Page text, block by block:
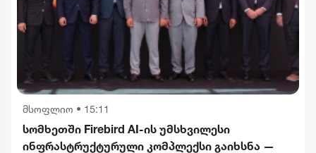
მსოფლიო • 15:11
სომხეთში Firebird AI-ის უმსხვილესი
ინფრასტრუქტურული კომპლექსი გაიხსნა —